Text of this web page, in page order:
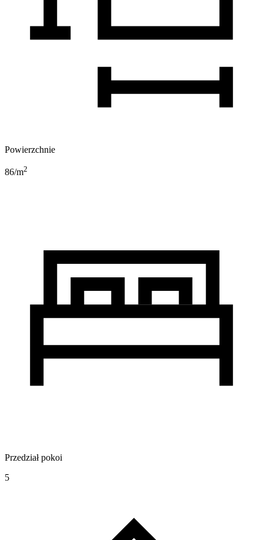
Powierzchnie
86/m2
Przedział pokoi
5